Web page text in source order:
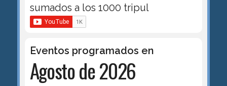
sumados a los 1000 tripul
Eventos programados en
Agosto de 2026